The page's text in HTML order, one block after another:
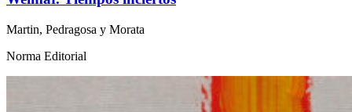
Martin, Pedragosa y Morata
Norma Editorial